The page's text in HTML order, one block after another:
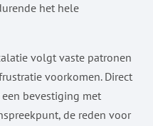
het hele
volgt vaste patronen
voorkomen. Direct
bevestiging met
de reden voor